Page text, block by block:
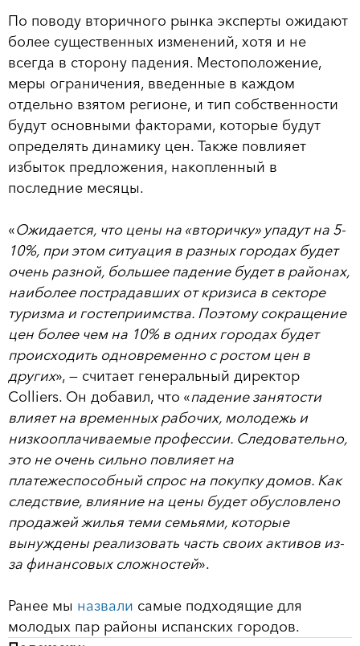
По поводу вторичного рынка эксперты ожидают
более существенных изменений, хотя и не
всегда в сторону падения. Местоположение,
меры ограничения, введенные в каждом
отдельно взятом регионе, и тип собственности
будут основными факторами, которые будут
определять динамику цен. Также повлияет
избыток предложения, накопленный в
последние месяцы.
«Ожидается, что цены на «вторичку» упадут на 5-
10%, при этом ситуация в разных городах будет
очень разной, большее падение будет в районах,
наиболее пострадавших от кризиса в секторе
туризма и гостеприимства. Поэтому сокращение
цен более чем на 10% в одних городах будет
происходить одновременно с ростом цен в
других», — считает генеральный директор
Colliers. Он добавил, что «падение занятости
влияет на временных рабочих, молодежь и
низкооплачиваемые профессии. Следовательно,
это не очень сильно повлияет на
платежеспособный спрос на покупку домов. Как
следствие, влияние на цены будет обусловлено
продажей жилья теми семьями, которые
вынуждены реализовать часть своих активов из-
за финансовых сложностей».
Ранее мы назвали самые подходящие для
молодых пар районы испанских городов.